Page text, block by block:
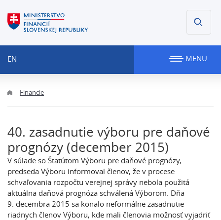
EN MENU
Financie
40. zasadnutie výboru pre daňové
prognózy (december 2015)
V súlade so Štatútom Výboru pre daňové prognózy,
predseda Výboru informoval členov, že v procese
schvaľovania rozpočtu verejnej správy nebola použitá
aktuálna daňová prognóza schválená Výborom. Dňa
9. decembra 2015 sa konalo neformálne zasadnutie
riadnych členov Výboru, kde mali členovia možnosť vyjadriť